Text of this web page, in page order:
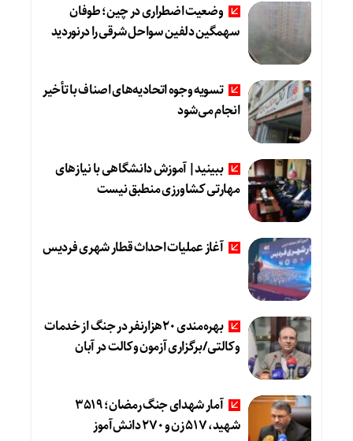
وضعیت اضطراری در چین؛ طوفان
سهمگین دلفین سواحل شرقی را درنوردید
تسویه وجوه اتحادیه‌های اصناف با تأخیر
انجام می‌شود
ببینید| آموزش دانشگاهی با نیازهای
مهارتی کشاورزی منطبق نیست
آغاز عملیات احداث قطار شهری فردیس
بهره‌مندی 20هزارنفر در جنگ از خدمات
وکالتی/برگزاری آزمون وکالت در آبان
آمار شهدای جنگ رمضان؛ 3519
شهید، 517 زن و 270 دانش‌آموز